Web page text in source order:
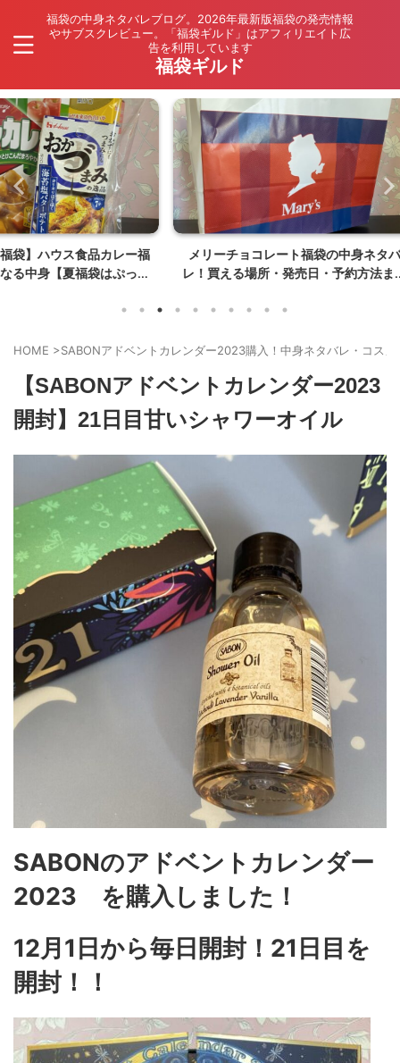
福袋の中身ネタバレブログ。2026年最新版福袋の発売情報
やサブスクレビュー。「福袋ギルド」はアフィリエイト広
告を利用しています
福袋ギルド
カレー福
ぷっく
メリーチョコレート福袋の中身ネタバ
レ！買える場所・発売日・予約方法まと
ドンキ福
購入！
HOME >SABONアドベントカレンダー2023購入！中身ネタバレ・コスメ
【SABONアドベントカレンダー2023
開封】21日目甘いシャワーオイル
SABONのアドベントカレンダー
2023 を購入しました！
12月1日から毎日開封！21日目を
開封！！